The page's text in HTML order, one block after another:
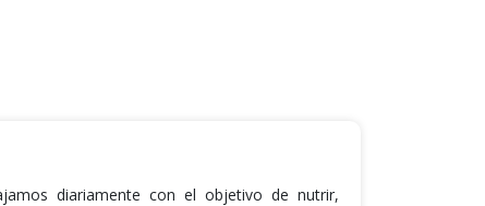
diariamente con el objetivo de nutrir,